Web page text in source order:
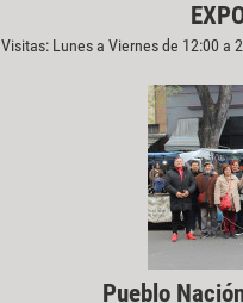
Visitas: Lunes a Viernes de 12:00 a
Pueblo